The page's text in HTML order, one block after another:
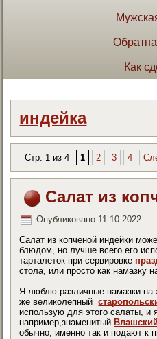
Как
индейка
Стр. 1 из 4 1 2 3 4
Салат из
Опубликовано 11.10.2022
Салат из копченой индейки
блюдом, но лучше всего его
тарталеток при сервировке
стола, или просто как намазку
Я люблю различные намазки на
же великолепный
использую для этого салаты, и
например,знаменитый
обычно, именно так и подают к